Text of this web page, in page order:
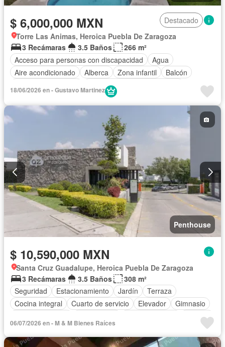
$ 6,000,000 MXN
Destacado
Torre Las Animas, Heroica Puebla De Zaragoza
3 Recámaras
3.5 Baños
266 m²
Acceso para personas con discapacidad
Agua
Aire acondicionado
Alberca Zona infantil
Balcón
Circuito cerrado de televisión
Cocina integral
Cuarto de Limpieza
Cuarto de servicio
Electricidad
Estacionamiento Gas natural
Sala polivalente
Seguridad
Televisión por cable
Terraza Vista panorámica
18/06/2026 en - Gustavo Martinez
Penthouse
$ 10,590,000 MXN
Santa Cruz Guadalupe, Heroica Puebla De Zaragoza
3 Recámaras
3.5 Baños
308 m²
Seguridad
Estacionamiento Jardín
Terraza
Cocina integral
Cuarto de servicio Elevador
Gimnasio
Internet
Electricidad
Agua Cancha de tenis
Asador
Recámara con closet Caseta de vigilancia
06/07/2026 en - M & M Bienes Raíces